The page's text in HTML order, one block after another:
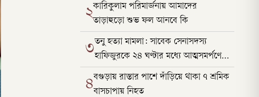
২কারিকুলাম পরিমার্জনায় আমাদের
তাড়াহুড়ো শুভ ফল আনবে কি
৩তনু হত্যা মামলা: সাবেক সেনাসদস্য
হাফিজুরকে ২৪ ঘণ্টার মধ্যে আত্মসমর্পণের
নির্দেশ
৪বগুড়ায় রাস্তার পাশে দাঁড়িয়ে থাকা ৭ শ্রমিক
বাসচাপায় নিহত